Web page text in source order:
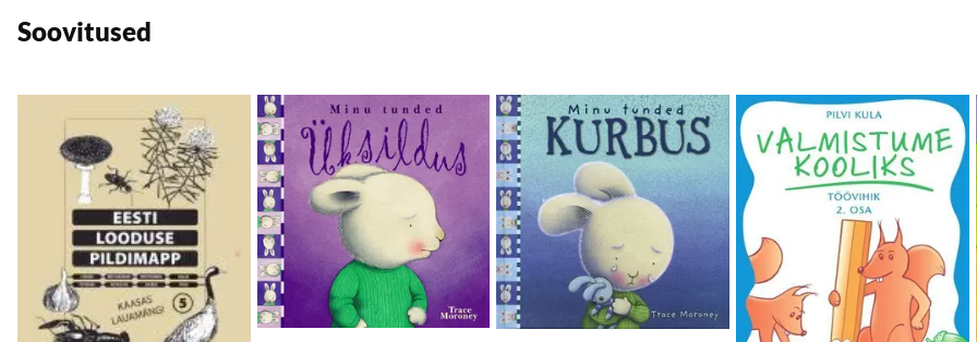
Soovitused
Lisa soovikorvi
Lisa ostukorvi
Lisa soovikorvi
Lisa ostukorvi
Lisa soovikorvi
Lisa ostukorvi Lisa ostukorvi